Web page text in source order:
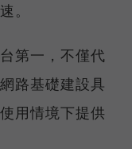
。
第一，不僅代
路基礎建設具
用情境下提供